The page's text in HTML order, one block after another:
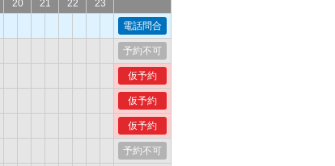
20 21 22
23
電話問合
予約不可
仮予約
仮予約
仮予約
予約不可